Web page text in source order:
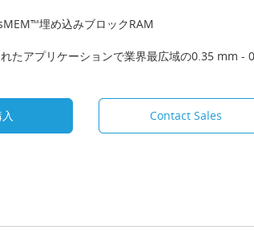
埋め込みブロックRAM
たアプリケーションで業界最広域の0.35 mm -
Contact Sales